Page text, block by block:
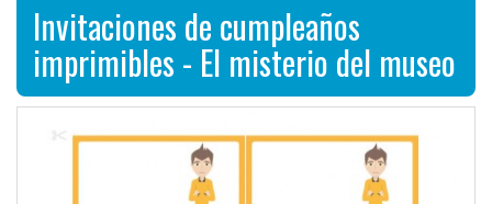
Invitaciones de cumpleaños
imprimibles - El misterio del museo